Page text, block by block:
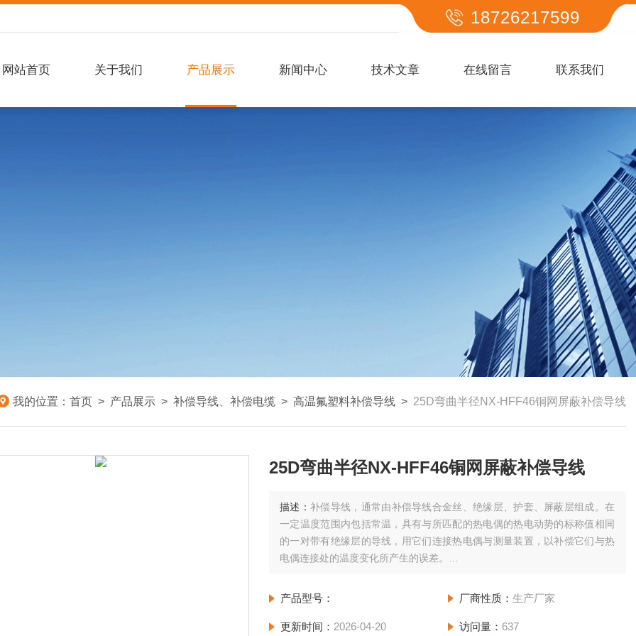
18726217599
网站首页 关于我们 产品展示 新闻中心 技术文章 在线留言 联系我们
我的位置： 首页 > 产品展示 > 补偿导线、补偿电缆 > 高温氟塑料补偿导线 > 25D弯曲半径NX-HFF46铜网屏蔽补偿导线
25D弯曲半径NX-HFF46铜网屏蔽补偿导线
描述：补偿导线，通常由补偿导线合金丝、绝缘层、护套、屏蔽层组成。在
一定温度范围内包括常温，具有与所匹配的热电偶的热电动势的标称值相同
的一对带有绝缘层的导线，用它们连接热电偶与测量装置，以补偿它们与热
电偶连接处的温度变化所产生的误差。
产品型号： 厂商性质： 生产厂家
更新时间： 2026-04-20 访问量： 637